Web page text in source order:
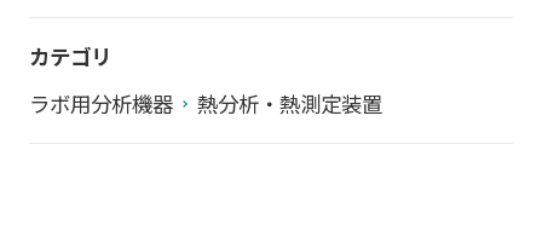
カテゴリ
ラボ用分析機器
熱分析・熱測定装置